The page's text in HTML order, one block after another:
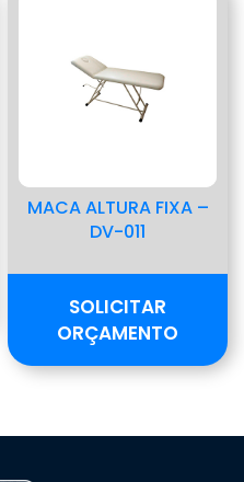
MACA ALTURA FIXA –
DV-011
SOLICITAR
ORÇAMENTO